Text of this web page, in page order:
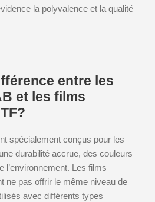
la polyvalence et la qualité
entre les
et les films
spécialement conçus pour les
durabilité accrue, des couleurs
l’environnement. Les films
ne pas offrir le même niveau de
avec différents types